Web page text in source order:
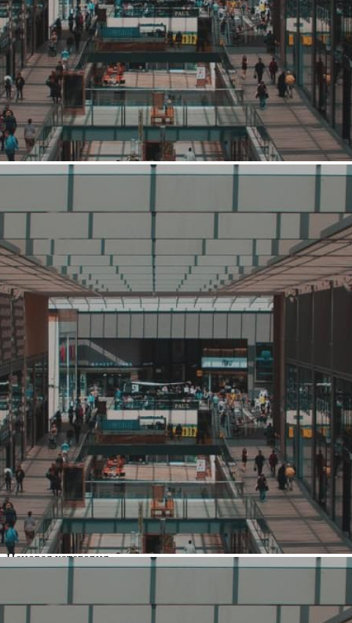
Средний
Связаться с ритейлером Узнать планы развития ритейлера
Наша оптово-розничная компания образована более 10 лет
назад. Основное направление деятельности - продажа
напольных покрытий (ламинат, массив). Сеть магазинов и
строительных рынков. Стабильная и быстроразвивающаяся
компания.
1480 (+1)
Навигация
О ритейлере
О компании
Информация о развитии ритейлера
Где представлена ТС
Контакты
О ритейлере Сильный Пол
Название:
Сильный Пол
Компания создана в стране
Россия
Основной вид деятельности
Ремонт и строительство
Ценовая категория
СреднийИзменить
2008